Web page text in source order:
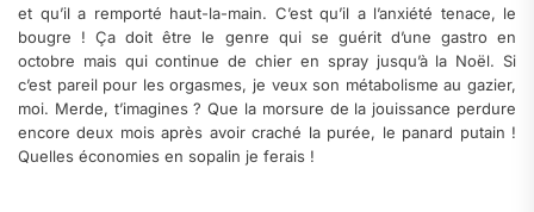
et qu’il a remporté haut-la-main. C’est qu’il a l’anxiété tenace, le
bougre ! Ça doit être le genre qui se guérit d’une gastro en
octobre mais qui continue de chier en spray jusqu’à la Noël. Si
c’est pareil pour les orgasmes, je veux son métabolisme au gazier,
moi. Merde, t’imagines ? Que la morsure de la jouissance perdure
encore deux mois après avoir craché la purée, le panard putain !
Quelles économies en sopalin je ferais !